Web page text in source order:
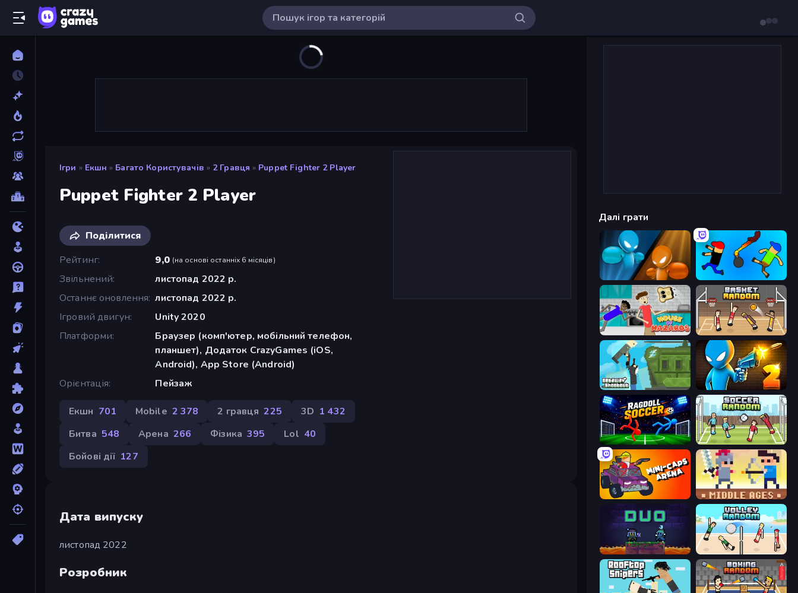
Ігри » Екшн » Багато Користувачів » 2 Гравця » Puppet Fighter 2 Player
Puppet Fighter 2 Player
Поділитися
Рейтинг
9,0 (на основі останніх 6 місяців)
Звільнений
листопад 2022 р.
Останнє оновлення листопад 2022 р.
Ігровий двигун
Unity 2020
Платформи
Браузер (комп'ютер, мобільний телефон,
планшет), Додаток CrazyGames (iOS,
Android), App Store (Android)
Орієнтація
Пейзаж
Екшн 701 Mobile 2 378 2 гравця 225 3D 1 432
Битва 548 Арена 266 Фізика 395 Lol 40
Бойові дії 127
Дата випуску
листопад 2022
Розробник
Далі грати
Drunken Boxing Mini-Caps: Bombs
House of Hazards Basket Random
Getaway Shootout Drunken Duel 2
Ragdoll Soccer 2 Players Soccer Random
Mini-Caps: Arena Castle Wars: Middle Ages
Duo Volley Random